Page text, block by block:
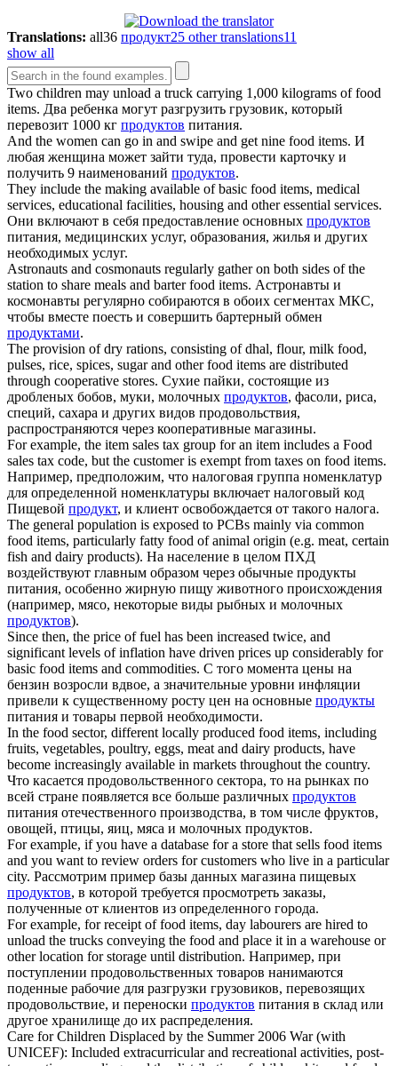
Translations: all36 продукт25 other translations11
show all
Two children may unload a truck carrying 1,000 kilograms offood
items. Два ребенка могут разгрузить грузовик, который
перевозит 1000 кг продуктов питания.
And the women can go in and swipe and get nine food items. И
любая женщина может зайти туда, провести карточку и
получить 9 наименований продуктов.
They include the making available of basic food items, medical
services, educational facilities, housing and other essential services.
Они включают в себя предоставление основных продуктов
питания, медицинских услуг, образования, жилья и других
необходимых услуг.
Astronauts and cosmonauts regularly gather on both sides of the
station to share meals and barterfood items. Астронавты и
космонавты регулярно собираются в обоих сегментах МКС,
чтобы вместе поесть и совершить бартерный обмен
продуктами.
The provision of dry rations, consisting of dhal, flour, milk food,
pulses, rice, spices, sugar and otherfood items are distributed
through cooperative stores. Сухие пайки, состоящие из
дробленых бобов, муки, молочных продуктов, фасоли, риса,
специй, сахара и других видов продовольствия,
распространяются через кооперативные магазины.
For example, the item sales tax group for an item includes a Food
sales tax code, but the customer is exempt from taxes on food items.
Например, предположим, что налоговая группа номенклатур
для определенной номенклатуры включает налоговый код
Пищевой продукт, и клиент освобождается от такого налога.
The general population is exposed to PCBs mainly via common
food items, particularly fatty food of animal origin (e.g. meat, certain
fish and dairy products). На население в целом ПХД
воздействуют главным образом через обычные продукты
питания, особенно жирную пищу животного происхождения
(например, мясо, некоторые виды рыбных и молочных
продуктов).
Since then, the price of fuel has been increased twice, and
significant levels of inflation have driven prices up considerably for
basic food items and commodities. С того момента цены на
бензин возросли вдвое, а значительные уровни инфляции
привели к существенному росту цен на основные продукты
питания и товары первой необходимости.
In the food sector, different locally produced food items, including
fruits, vegetables, poultry, eggs, meat and dairy products, have
become increasingly available in markets throughout the country.
Что касается продовольственного сектора, то на рынках по
всей стране появляется все больше различных продуктов
питания отечественного производства, в том числе фруктов,
овощей, птицы, яиц, мяса и молочных продуктов.
For example, if you have a database for a store that sells food items
and you want to review orders for customers who live in a particular
city. Рассмотрим пример базы данных магазина пищевых
продуктов, в которой требуется просмотреть заказы,
полученные от клиентов из определенного города.
For example, for receipt offood items, day labourers are hired to
unload the trucks conveying the food and place it in a warehouse or
other location for storage until distribution. Например, при
поступлении продовольственных товаров нанимаются
поденные рабочие для разгрузки грузовиков, перевозящих
продовольствие, и переноски продуктов питания в склад или
другое хранилище до их распределения.
Care for Children Displaced by the Summer 2006 War (with
UNICEF): Included extracurricular and recreational activities, post-